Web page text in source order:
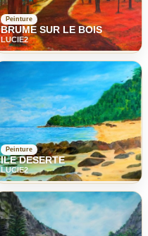
Peinture
BRUME SUR LE BOIS
LUCIE2
Peinture
ILE DESERTE
LUCIE2